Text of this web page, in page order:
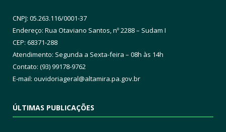
CNPJ: 05.263.116/0001-37
Endereço: Rua Otaviano Santos, nº 2288 – Sudam I
CEP: 68371-288
Atendimento: Segunda a Sexta-feira – 08h às 14h
Contato: (93) 99178-9762
E-mail: ouvidoriageral@altamira.pa.gov.br
ÚLTIMAS PUBLICAÇÕES